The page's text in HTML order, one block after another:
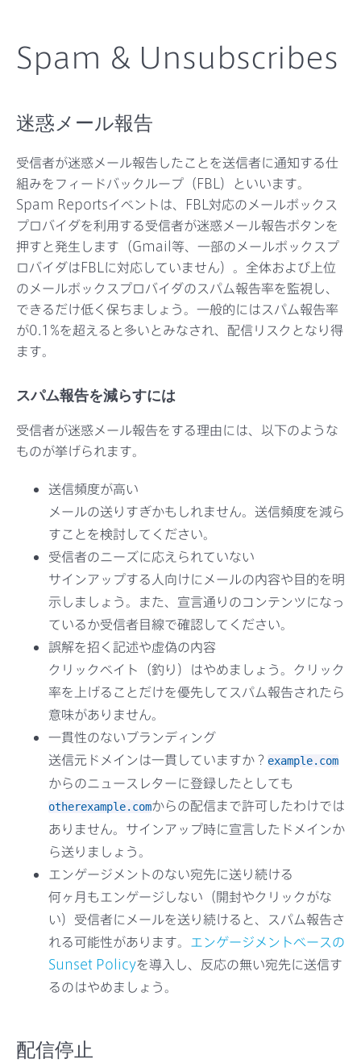
Spam & Unsubscribes
迷惑メール報告
受信者が迷惑メール報告したことを送信者に通知する仕
組みをフィードバックループ（FBL）といいます。
Spam Reportsイベントは、FBL対応のメールボックス
プロバイダを利用する受信者が迷惑メール報告ボタンを
押すと発生します（Gmail等、一部のメールボックスプ
ロバイダはFBLに対応していません）。全体および上位
のメールボックスプロバイダのスパム報告率を監視し、
できるだけ低く保ちましょう。一般的にはスパム報告率
が0.1%を超えると多いとみなされ、配信リスクとなり得
ます。
スパム報告を減らすには
受信者が迷惑メール報告をする理由には、以下のような
ものが挙げられます。
送信頻度が高い
メールの送りすぎかもしれません。送信頻度を減ら
すことを検討してください。
受信者のニーズに応えられていない
サインアップする人向けにメールの内容や目的を明
示しましょう。また、宣言通りのコンテンツになっ
ているか受信者目線で確認してください。
誤解を招く記述や虚偽の内容
クリックベイト（釣り）はやめましょう。クリック
率を上げることだけを優先してスパム報告されたら
意味がありません。
一貫性のないブランディング
送信元ドメインは一貫していますか？ example.com
からのニュースレターに登録したとしても
otherexample.comからの配信まで許可したわけでは
ありません。サインアップ時に宣言したドメインか
ら送りましょう。
エンゲージメントのない宛先に送り続ける
何ヶ月もエンゲージしない（開封やクリックがな
い）受信者にメールを送り続けると、スパム報告さ
れる可能性があります。 エンゲージメントベースの
Sunset Policyを導入し、反応の無い宛先に送信す
るのはやめましょう。
配信停止